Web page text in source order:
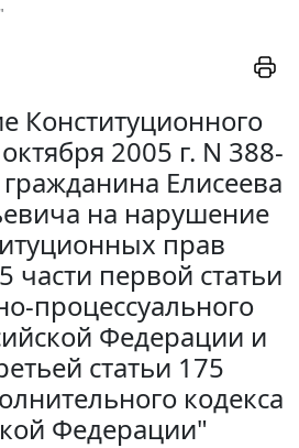
Конституционного
2005 г. N 388-
Елисеева
на нарушение
прав
части первой статьи
процессуального
Федерации и
статьи 175
кодекса
Федерации"